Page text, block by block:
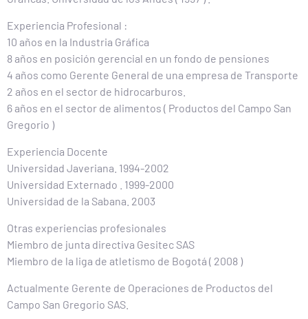
Experiencia Profesional :
10 años en la Industria Gráfica
8 años en posición gerencial en un fondo de pensiones
4 años como Gerente General de una empresa de Transporte
2 años en el sector de hidrocarburos.
6 años en el sector de alimentos ( Productos del Campo San
Gregorio )
Experiencia Docente
Universidad Javeriana. 1994-2002
Universidad Externado . 1999-2000
Universidad de la Sabana. 2003
Otras experiencias profesionales
Miembro de junta directiva Gesitec SAS
Miembro de la liga de atletismo de Bogotá ( 2008 )
Actualmente Gerente de Operaciones de Productos del
Campo San Gregorio SAS.